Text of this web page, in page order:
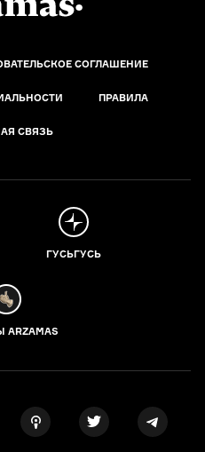
СОГЛАШЕНИЕ
ПРАВИЛА
СВЯЗЬ
ГУСЬГУСЬ